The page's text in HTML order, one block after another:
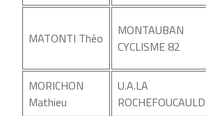
MATONTI Théo
MONTAUBAN
CYCLISME 82
MORICHON
Mathieu
U.A.LA
ROCHEFOUCAULD